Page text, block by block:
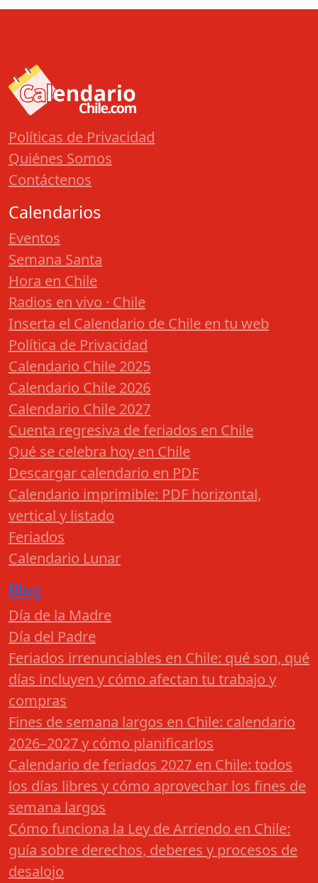
Políticas de Privacidad
Quiénes Somos
Contáctenos
Calendarios
Eventos
Semana Santa
Hora en Chile
Radios en vivo · Chile
Inserta el Calendario de Chile en tu web
Política de Privacidad
Calendario Chile 2025
Calendario Chile 2026
Calendario Chile 2027
Cuenta regresiva de feriados en Chile
Qué se celebra hoy en Chile
Descargar calendario en PDF
Calendario imprimible: PDF horizontal,
vertical y listado
Feriados
Calendario Lunar
Blog
Día de la Madre
Día del Padre
Feriados irrenunciables en Chile: qué son, qué
días incluyen y cómo afectan tu trabajo y
compras
Fines de semana largos en Chile: calendario
2026–2027 y cómo planificarlos
Calendario de feriados 2027 en Chile: todos
los días libres y cómo aprovechar los fines de
semana largos
Cómo funciona la Ley de Arriendo en Chile:
guía sobre derechos, deberes y procesos de
desalojo